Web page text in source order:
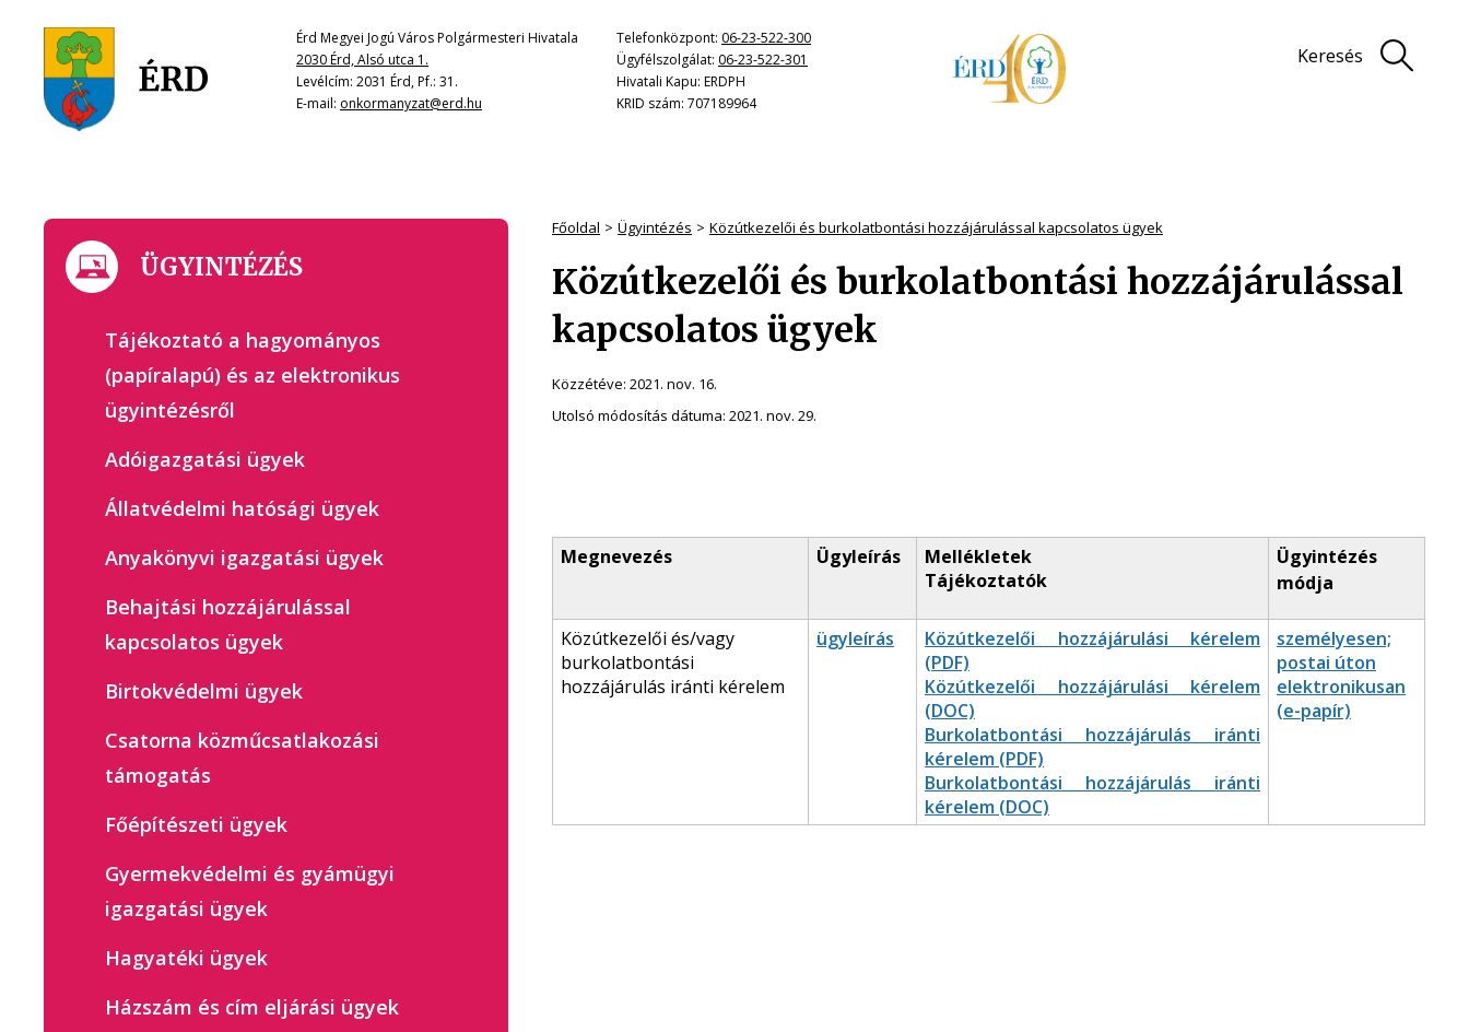
Érd Megyei Jogú Város Polgármesteri Hivatala
2030 Érd, Alsó utca 1.
Levélcím: 2031 Érd, Pf.: 31.
E-mail: onkormanyzat@erd.hu
Telefonközpont: 06-23-522-300
Ügyfélszolgálat: 06-23-522-301
Hivatali Kapu: ERDPH
KRID szám: 707189964
Keresés
Főoldal Ügyintézés Közútkezelői és burkolatbontási hozzájárulással kapcsolatos ügyek
Közútkezelői és burkolatbontási hozzájárulással
kapcsolatos ügyek
Közzétéve: 2021. nov. 16.
Utolsó módosítás dátuma: 2021. nov. 29.
Megnevezés Ügyleírás
Mellékletek
Tájékoztatók
Ügyintézés
módja
Közútkezelői és/vagy
burkolatbontási
hozzájárulás iránti kérelem
ügyleírás
Közútkezelői hozzájárulási kérelem
(PDF)
Közútkezelői hozzájárulási kérelem
(DOC)
Burkolatbontási hozzájárulás iránti
kérelem (PDF)
Burkolatbontási hozzájárulás iránti
kérelem (DOC)
személyesen;
postai úton
elektronikusan
(e-papír)
ÜGYINTÉZÉS
Tájékoztató a hagyományos
(papíralapú) és az elektronikus
ügyintézésről
Adóigazgatási ügyek
Állatvédelmi hatósági ügyek
Anyakönyvi igazgatási ügyek
Behajtási hozzájárulással
kapcsolatos ügyek
Birtokvédelmi ügyek
Csatorna közműcsatlakozási
támogatás
Főépítészeti ügyek
Gyermekvédelmi és gyámügyi
igazgatási ügyek
Hagyatéki ügyek
Házszám és cím eljárási ügyek